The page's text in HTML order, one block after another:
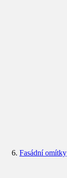
Fasádní omítky